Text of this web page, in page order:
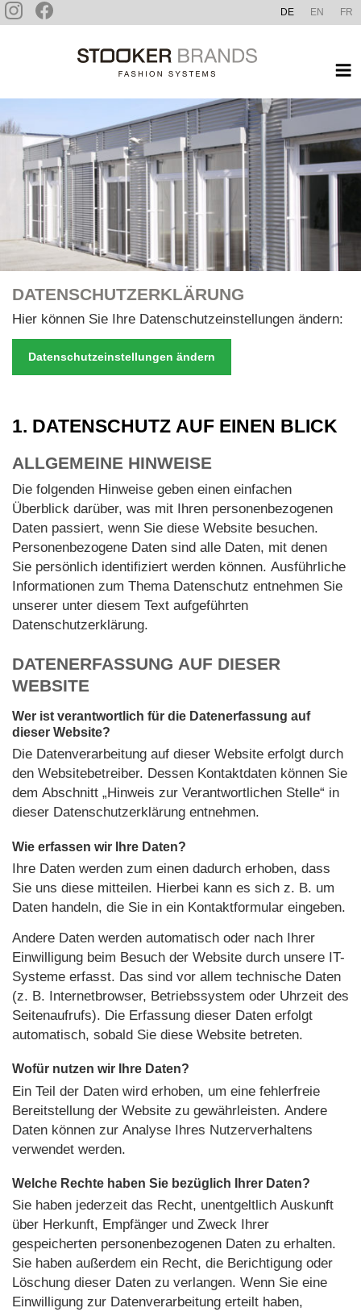
Zum
Inhalt
DE EN FR
DATENSCHUTZ­ERKLÄRUNG
Hier können Sie Ihre Datenschutzeinstellungen ändern:
Datenschutzeinstellungen ändern
1. DATENSCHUTZ AUF EINEN BLICK
ALLGEMEINE HINWEISE
Die folgenden Hinweise geben einen einfachen
Überblick darüber, was mit Ihren personenbezogenen
Daten passiert, wenn Sie diese Website besuchen.
Personenbezogene Daten sind alle Daten, mit denen
Sie persönlich identifiziert werden können. Ausführliche
Informationen zum Thema Datenschutz entnehmen Sie
unserer unter diesem Text aufgeführten
Datenschutzerklärung.
DATENERFASSUNG AUF DIESER
WEBSITE
Wer ist verantwortlich für die Datenerfassung auf
dieser Website?
Die Datenverarbeitung auf dieser Website erfolgt durch
den Websitebetreiber. Dessen Kontaktdaten können Sie
dem Abschnitt „Hinweis zur Verantwortlichen Stelle“ in
dieser Datenschutzerklärung entnehmen.
Wie erfassen wir Ihre Daten?
Ihre Daten werden zum einen dadurch erhoben, dass
Sie uns diese mitteilen. Hierbei kann es sich z. B. um
Daten handeln, die Sie in ein Kontaktformular eingeben.
Andere Daten werden automatisch oder nach Ihrer
Einwilligung beim Besuch der Website durch unsere IT-
Systeme erfasst. Das sind vor allem technische Daten
(z. B. Internetbrowser, Betriebssystem oder Uhrzeit des
Seitenaufrufs). Die Erfassung dieser Daten erfolgt
automatisch, sobald Sie diese Website betreten.
Wofür nutzen wir Ihre Daten?
Ein Teil der Daten wird erhoben, um eine fehlerfreie
Bereitstellung der Website zu gewährleisten. Andere
Daten können zur Analyse Ihres Nutzerverhaltens
verwendet werden.
Welche Rechte haben Sie bezüglich Ihrer Daten?
Sie haben jederzeit das Recht, unentgeltlich Auskunft
über Herkunft, Empfänger und Zweck Ihrer
gespeicherten personenbezogenen Daten zu erhalten.
Sie haben außerdem ein Recht, die Berichtigung oder
Löschung dieser Daten zu verlangen. Wenn Sie eine
Einwilligung zur Datenverarbeitung erteilt haben,